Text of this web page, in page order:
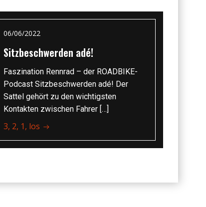
06/06/2022
Sitzbeschwerden adé!
Faszination Rennrad – der ROADBIKE-
Podcast Sitzbeschwerden adé! Der
Sattel gehört zu den wichtigsten
Kontakten zwischen Fahrer […]
3, 2, 1, los